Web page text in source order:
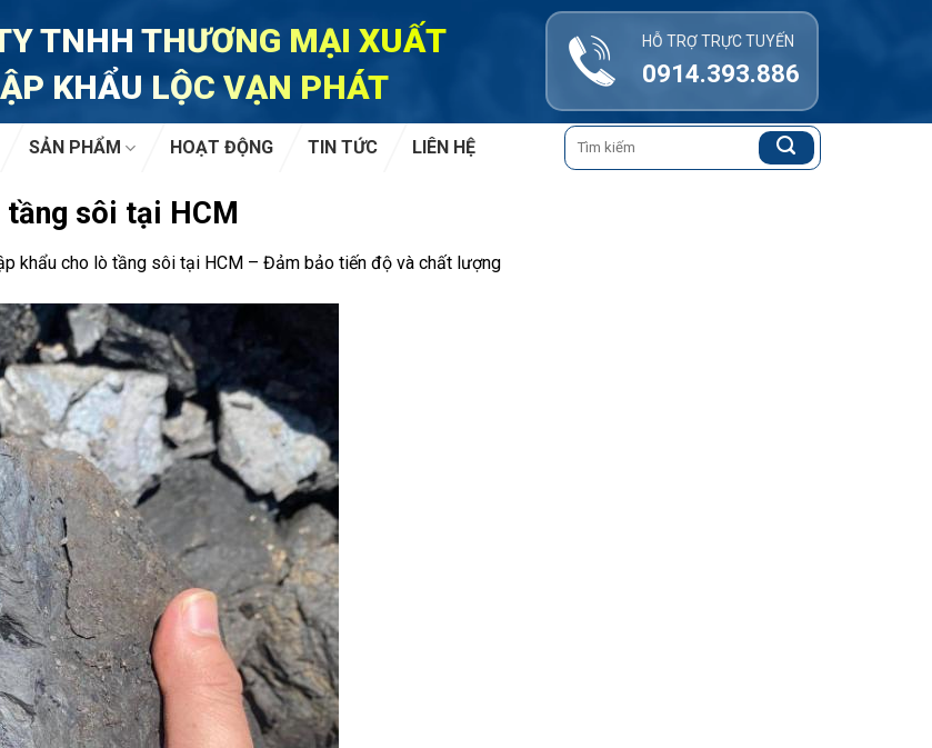
TNHH THƯƠNG MẠI XUẤT
KHẨU LỘC VẠN PHÁT
HỖ TRỢ TRỰC TUYẾN
0914.393.886
SẢN PHẨM HOẠT ĐỘNG TIN TỨC LIÊN HỆ
Tìm
kiếm:
tầng sôi tại HCM
khẩu cho lò tầng sôi tại HCM – Đảm bảo tiến độ và chất lượng